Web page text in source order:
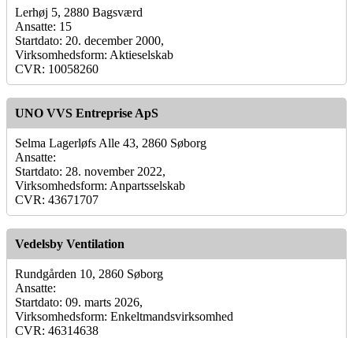
Lerhøj 5, 2880 Bagsværd
Ansatte: 15
Startdato: 20. december 2000,
Virksomhedsform: Aktieselskab
CVR: 10058260
UNO VVS Entreprise ApS
Selma Lagerløfs Alle 43, 2860 Søborg
Ansatte:
Startdato: 28. november 2022,
Virksomhedsform: Anpartsselskab
CVR: 43671707
Vedelsby Ventilation
Rundgården 10, 2860 Søborg
Ansatte:
Startdato: 09. marts 2026,
Virksomhedsform: Enkeltmandsvirksomhed
CVR: 46314638